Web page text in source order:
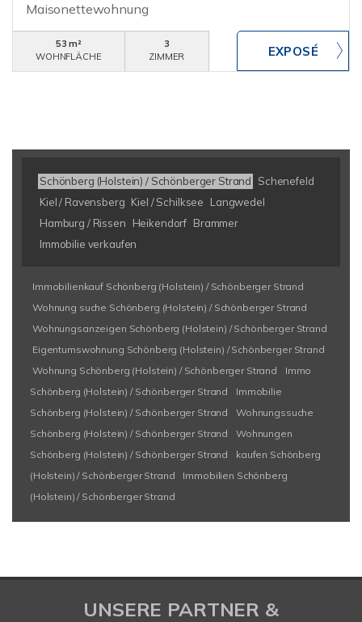
Maisonettewohnung
53 m²
WOHNFLÄCHE
3
ZIMMER
Schönberg (Holstein) / Schönberger Strand
Schenefeld
Kiel / Ravensberg Kiel / Schilksee
Langwedel
Hamburg / Rissen
Heikendorf Brammer
Immobilie verkaufen
Immobilienkauf Schönberg (Holstein) / Schönberger Strand
Wohnung suche Schönberg (Holstein) / Schönberger Strand
Wohnungsanzeigen Schönberg (Holstein) / Schönberger Strand
Eigentumswohnung Schönberg (Holstein) / Schönberger Strand
Wohnung Schönberg (Holstein) / Schönberger Strand
Immo
Schönberg (Holstein) / Schönberger Strand
Immobilie
Schönberg (Holstein) / Schönberger Strand
Wohnungssuche
Schönberg (Holstein) / Schönberger Strand
Wohnungen
Schönberg (Holstein) / Schönberger Strand
kaufen Schönberg
(Holstein) / Schönberger Strand
Immobilien Schönberg
(Holstein) / Schönberger Strand
UNSERE PARTNER &